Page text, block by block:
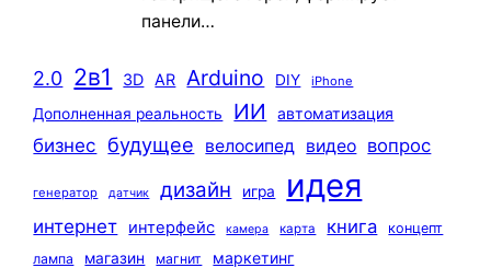
панели…
2.0 2в1 3D AR Arduino DIY iPhone
Дополненная реальность ИИ автоматизация
бизнес будущее велосипед видео вопрос
генератор датчик дизайн игра идея
интернет интерфейс камера карта книга
концепт
лампа
магазин магнит
маркетинг